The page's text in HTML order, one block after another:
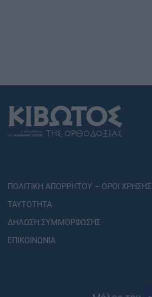
ΠΟΛΙΤΙΚΗ ΑΠΟΡΡΗΤΟΥ – ΟΡΟΙ ΧΡΗΣΗΣ
ΤΑΥΤΟΤΗΤΑ
ΔΗΛΩΣΗ ΣΥΜΜΟΡΦΩΣΗΣ
ΕΠΙΚΟΙΝΩΝΙΑ